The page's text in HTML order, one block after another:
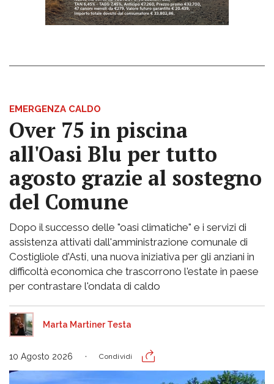
EMERGENZA CALDO
Over 75 in piscina
all'Oasi Blu per tutto
agosto grazie al sostegno
del Comune
Dopo il successo delle "oasi climatiche" e i servizi di
assistenza attivati dall'amministrazione comunale di
Costigliole d'Asti, una nuova iniziativa per gli anziani in
difficoltà economica che trascorrono l'estate in paese
per contrastare l'ondata di caldo
Marta Martiner Testa
10 Agosto 2026 Condividi